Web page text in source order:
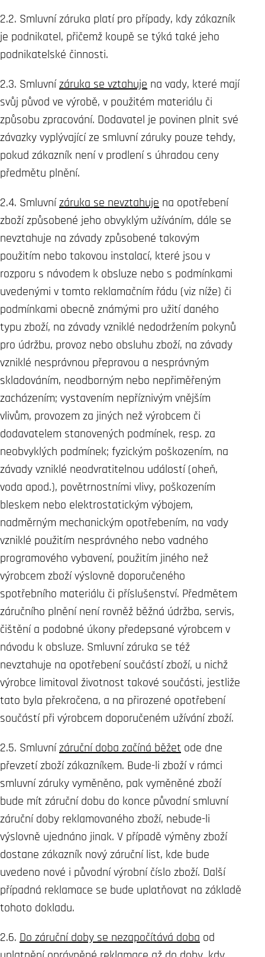
2.2. Smluvní záruka platí pro případy, kdy zákazník
je podnikatel, přičemž koupě se týká také jeho
podnikatelské činnosti.
2.3. Smluvnízáruka se vztahuje na vady, které mají
svůj původ ve výrobě, v použitém materiálu či
způsobu zpracování. Dodavatel je povinen plnit své
závazky vyplývající ze smluvní záruky pouze tehdy,
pokud zákazník není v prodlení s úhradou ceny
předmětu plnění.
2.4. Smluvnízáruka se nevztahuje na opotřebení
zboží způsobené jeho obvyklým užíváním, dále se
nevztahuje na závady způsobené takovým
použitím nebo takovou instalací, které jsou v
rozporu s návodem k obsluze nebo s podmínkami
uvedenými v tomto reklamačním řádu (viz níže) či
podmínkami obecně známými pro užití daného
typu zboží, na závady vzniklé nedodržením pokynů
pro údržbu, provoz nebo obsluhu zboží, na závady
vzniklé nesprávnou přepravou a nesprávným
skladováním, neodborným nebo nepřiměřeným
zacházením; vystavením nepříznivým vnějším
vlivům, provozem za jiných než výrobcem či
dodavatelem stanovených podmínek, resp. za
neobvyklých podmínek; fyzickým poškozením, na
závady vzniklé neodvratitelnou událostí (oheň,
voda apod.), povětrnostními vlivy, poškozením
bleskem nebo elektrostatickým výbojem,
nadměrným mechanickým opotřebením, na vady
vzniklé použitím nesprávného nebo vadného
programového vybavení, použitím jiného než
výrobcem zboží výslovně doporučeného
spotřebního materiálu či příslušenství. Předmětem
záručního plnění není rovněž běžná údržba, servis,
čištění a podobné úkony předepsané výrobcem v
návodu k obsluze. Smluvní záruka se též
nevztahuje na opotřebení součástí zboží, u nichž
výrobce limitoval životnost takové součásti, jestliže
tato byla překročena, a na přirozené opotřebení
součástí při výrobcem doporučeném užívání zboží.
2.5. Smluvnízáruční doba začíná běžet ode dne
převzetí zboží zákazníkem. Bude-li zboží v rámci
smluvní záruky vyměněno, pak vyměněné zboží
bude mít záruční dobu do konce původní smluvní
záruční doby reklamovaného zboží, nebude-li
výslovně ujednáno jinak. V případě výměny zboží
dostane zákazník nový záruční list, kde bude
uvedeno nové i původní výrobní číslo zboží. Další
případná reklamace se bude uplatňovat na základě
tohoto dokladu.
2.6. Do záruční doby se nezapočítává doba od